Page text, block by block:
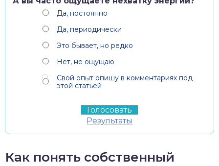
Да, постоянно
Да, периодически
Это бывает, но редко
Нет, не ощущаю
Свой опыт опишу в комментариях под
этой статьёй
Результаты
Как понять собственный